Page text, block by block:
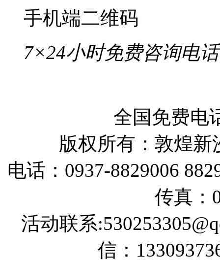
手机端二维码
7×24小时免费咨询电话
全国免费电
版权所有：敦煌
电话：0937-8829006
传真：
活动联系
信：